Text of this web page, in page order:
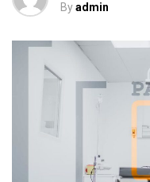
Byadmin